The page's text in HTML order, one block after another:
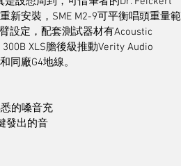
新安裝，SME M2-9可平衡唱頭重量範
設定，配套測試器材有Acoustic
XLS膽後級推動Verity Audio
同廠G4地線。
的嗓音充
發出的音